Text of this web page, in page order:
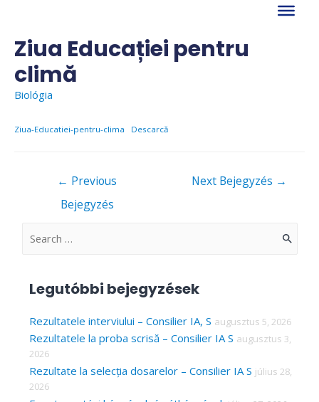
contentZiua Educației pentru
climă
Biológia
Ziua-Educatiei-pentru-clima Descarcă
← Previous
Bejegyzés
Next Bejegyzés →
S
c
h
f
o
Legutóbbi bejegyzések
Rezultatele interviului – Consilier IA, S augusztus 5, 2026
Rezultatele la proba scrisă – Consilier IA S augusztus 3,
2026
Rezultate la selecția dosarelor – Consilier IA S július 28,
2026